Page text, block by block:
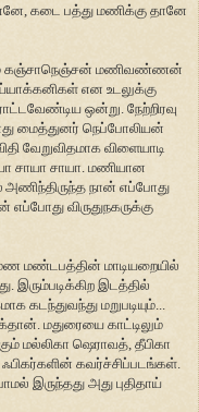
கடை பத்து மணிக்கு தானே
கஞ்சாநெஞ்சன் மணிவண்ணன்
என உடலுக்கு
ஒன்று. நேற்றிரவு
மைத்துனர் நெப்போலியன்
வேறுவிதமாக விளையாடி
சாயா சாயா. மணியான
அணிந்திருந்த நான் எப்போது
எப்போது விருதுநகருக்கு
மண்டபத்தின் மாடியறையில்
இரும்படிக்கிற இடத்தில்
மறுபடியும்...
மதுரையை காட்டிலும்
மல்லிகா ஷெராவத், தீபிகா
கவர்ச்சிப்படங்கள்.
இருந்தது அது புதிதாய்